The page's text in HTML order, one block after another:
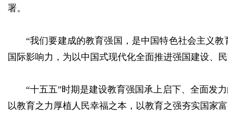
署。
“我们要建成的教育强国，是中国特色社会主义
国际影响力，为以中国式现代化全面推进强国建设、
“十五五”时期是建设教育强国承上启下、全面发
以教育之力厚植人民幸福之本，以教育之强夯实国家